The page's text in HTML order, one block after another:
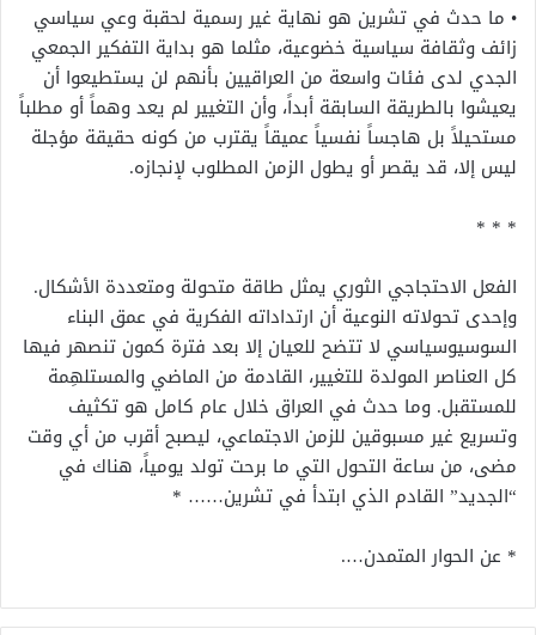
• ما حدث في تشرين هو نهاية غير رسمية لحقبة وعي سياسي
زائف وثقافة سياسية خضوعية، مثلما هو بداية التفكير الجمعي
الجدي لدى فئات واسعة من العراقيين بأنهم لن يستطيعوا أن
يعيشوا بالطريقة السابقة أبداً، وأن التغيير لم يعد وهماً أو مطلباً
مستحيلاً بل هاجساً نفسياً عميقاً يقترب من كونه حقيقة مؤجلة
ليس إلا، قد يقصر أو يطول الزمن المطلوب لإنجازه.
* * *
الفعل الاحتجاجي الثوري يمثل طاقة متحولة ومتعددة الأشكال.
وإحدى تحولاته النوعية أن ارتداداته الفكرية في عمق البناء
السوسيوسياسي لا تتضح للعيان إلا بعد فترة كمون تنصهر فيها
كل العناصر المولدة للتغيير، القادمة من الماضي والمستلهِمة
للمستقبل. وما حدث في العراق خلال عام كامل هو تكثيف
وتسريع غير مسبوقين للزمن الاجتماعي، ليصبح أقرب من أي وقت
مضى، من ساعة التحول التي ما برحت تولد يومياً، هناك في
“الجديد” القادم الذي ابتدأ في تشرين…… *
* عن الحوار المتمدن….